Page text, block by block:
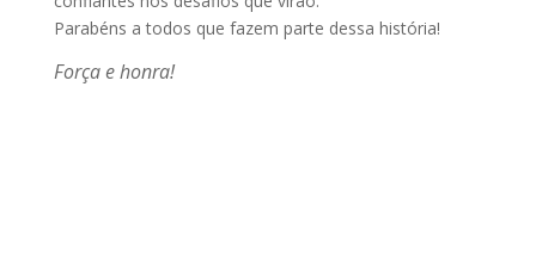
Parabéns a todos que fazem parte dessa história!
Força e honra!